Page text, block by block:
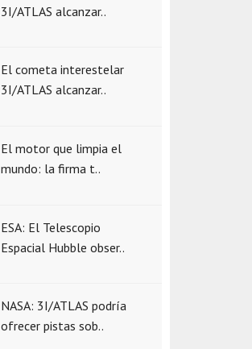
3I/ATLAS alcanzar..
El cometa interestelar
3I/ATLAS alcanzar..
El motor que limpia el
mundo: la firma t..
ESA: El Telescopio
Espacial Hubble obser..
NASA: 3I/ATLAS podría
ofrecer pistas sob..